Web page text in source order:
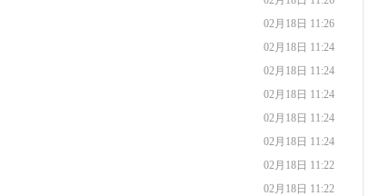
02月18日 11:26
02月18日 11:24
02月18日 11:24
02月18日 11:24
02月18日 11:24
02月18日 11:24
02月18日 11:22
02月18日 11:22